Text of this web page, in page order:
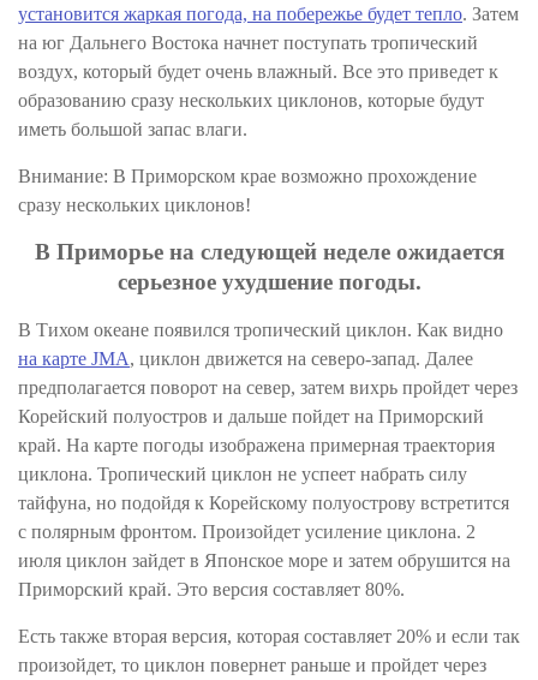
установится жаркая погода, на побережье будет тепло. Затем
на юг Дальнего Востока начнет поступать тропический
воздух, который будет очень влажный. Все это приведет к
образованию сразу нескольких циклонов, которые будут
иметь большой запас влаги.
Внимание: В Приморском крае возможно прохождение
сразу нескольких циклонов!
В Приморье на следующей неделе ожидается
серьезное ухудшение погоды.
В Тихом океане появился тропический циклон. Как видно
на карте JMA, циклон движется на северо-запад. Далее
предполагается поворот на север, затем вихрь пройдет через
Корейский полуостров и дальше пойдет на Приморский
край. На карте погоды изображена примерная траектория
циклона. Тропический циклон не успеет набрать силу
тайфуна, но подойдя к Корейскому полуострову встретится
с полярным фронтом. Произойдет усиление циклона. 2
июля циклон зайдет в Японское море и затем обрушится на
Приморский край. Это версия составляет 80%.
Есть также вторая версия, которая составляет 20% и если так
произойдет, то циклон повернет раньше и пройдет через